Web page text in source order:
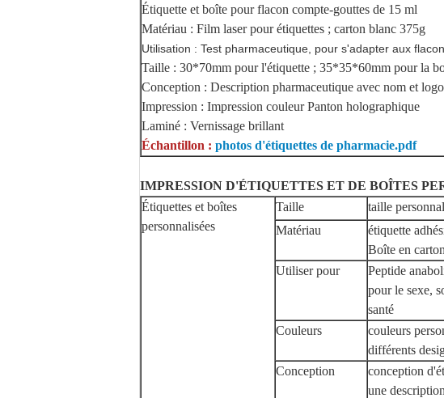
Étiquette et boîte pour flacon compte-gouttes de 15 ml
Matériau : Film laser pour étiquettes ; carton blanc 375g
Utilisation : Test pharmaceutique, pour s'adapter aux
Taille : 30*70mm pour l'étiquette ; 35*35*60mm pour la
Conception : Description pharmaceutique avec nom et logo
Impression : Impression couleur Panton holographique
Laminé : Vernissage brillant
Échantillon : photos d'étiquettes de pharmacie.pdf
IMPRESSION D'ÉTIQUETTES ET DE BOÎTES
Étiquettes et boîtes
personnalisées
Taille
taille
Matériau
étiquette
Boîte en
Utiliser pour
Peptide
pour le sexe,
santé
Couleurs
couleurs
différents
Conception
conception
une